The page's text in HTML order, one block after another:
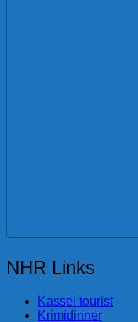
NHR Links
Kassel tourist
Krimidinner